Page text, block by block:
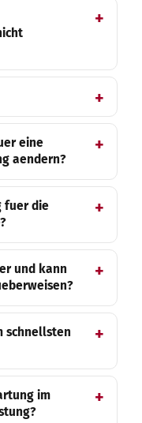
eine
aendern?
fuer die
und kann
schnellsten
im